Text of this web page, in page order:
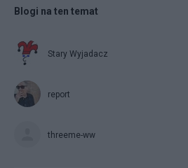
Blogi na ten temat
Stary Wyjadacz
report
threeme-ww